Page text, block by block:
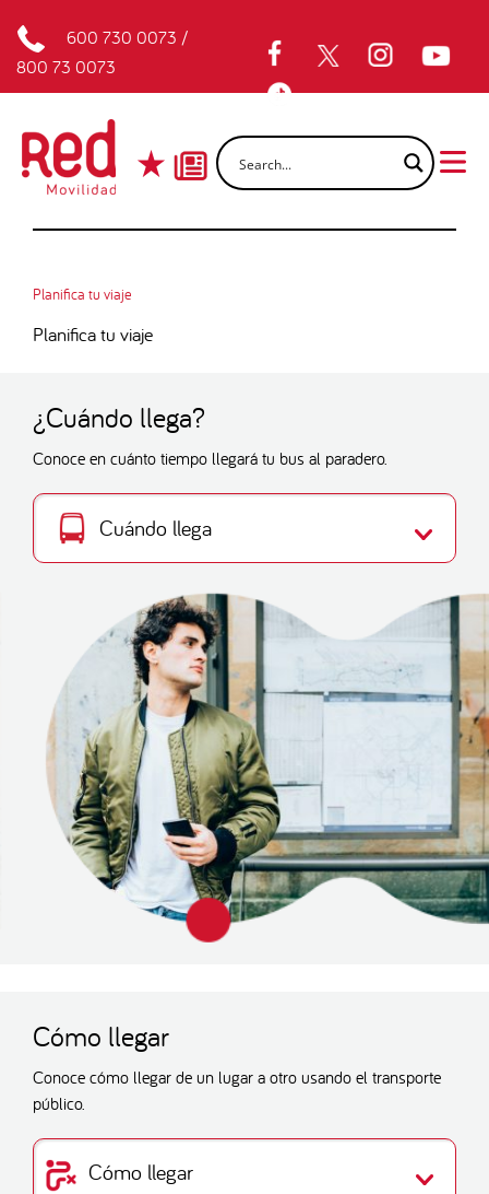
600 730 0073 /
800 73 0073
Planifica tu viaje
Planifica tu viaje
¿Cuándo llega?
Conoce en cuánto tiempo llegará tu bus al paradero.
Cuándo llega
Cómo llegar
Conoce cómo llegar de un lugar a otro usando el transporte
público.
Cómo llegar